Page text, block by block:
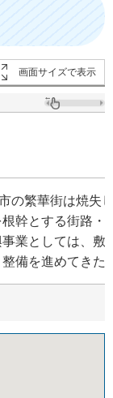
画面サイズで表示
の繁華街は焼失
幹とする街路・
業としては、敷
備を進めてきた